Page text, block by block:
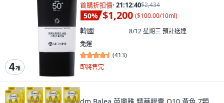
首購折扣價· 21:12:39$2,434
50% $1,200 ($100.00/10ml)
韓國 8/12 星期三預計送達
免運
(413)
即將售完